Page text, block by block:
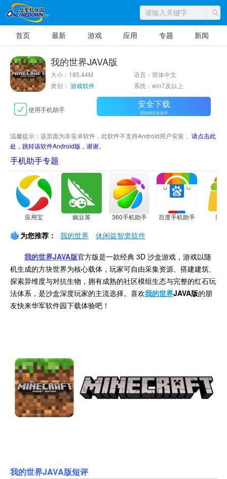
首页 最新 游戏 应用 专题 新闻
我的世界JAVA版
大小：185.44M
语言：简体中文
类别： 游戏软件 系统：win7及以上
使用手机助手 安全下载
需2345手机助手
温馨提示：该页面为非安卓软件，此软件不支持Android用户安装， 请点击此
处，跳转该软件Android版，谢谢。
手机助手专题
应用宝 豌豆荚 360手机助手 百度手机助手 应
为您推荐： 我的世界 休闲益智类软件
我的世界JAVA版官方版是一款经典 3D 沙盒游戏，游戏以随
机生成的方块世界为核心载体，玩家可自由采集资源、搭建建筑、
探索异维度与对抗生物，拥有成熟的社区模组生态与完整的红石玩
法体系，是沙盒深度玩家的主流选择。 喜欢我的世界JAVA版的朋
友快来华军软件园下载体验吧！
我的世界JAVA版短评